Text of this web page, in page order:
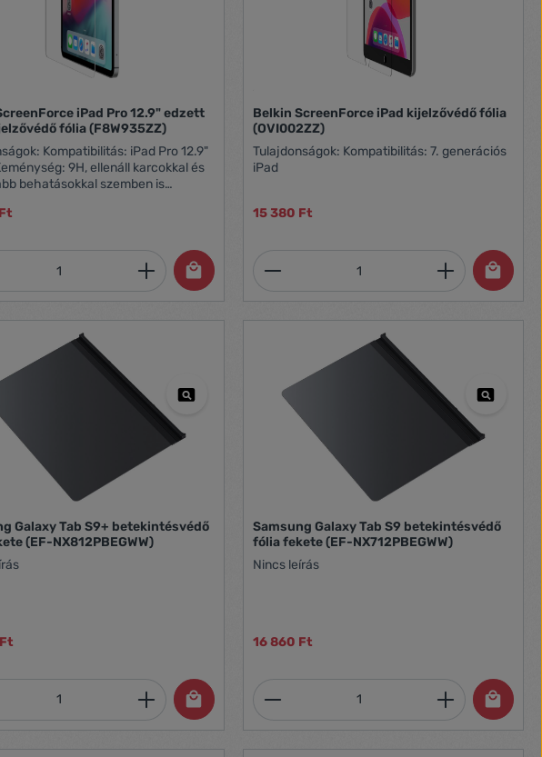
mennyiséget, vagy használja a gombokat a
iPad Pro 12.9" edzett
fólia (F8W935ZZ)
iPad Pro 12.9"
9H, ellenáll karcokkal és
behatásokkal szemben is
Nem gátolja az Apple Pencil
nem befolyásolja
Adja meg a kívánt mennyiséget, vagy
Belkin ScreenForce iPad kijelzővédő fólia
(OVI002ZZ)
Tulajdonságok: Kompatibilitás: 7. generációs
iPad
15 380 Ft
Termékmennyiség: Adja
mennyiséget, vagy használja a gombokat a
Galaxy Tab S9+ betekintésvédő
(EF-NX812PBEGWW)
Adja meg a kívánt mennyiséget, vagy
Samsung Galaxy Tab S9 betekintésvédő
fólia fekete (EF-NX712PBEGWW)
Nincs leírás
16 860 Ft
Termékmennyiség: Adja